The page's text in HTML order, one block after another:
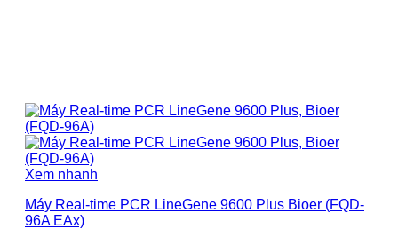
Xem nhanh
Máy Real-time PCR LineGene 9600 Plus Bioer (FQD-
96A EAx)